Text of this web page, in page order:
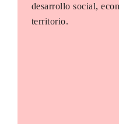
desarrollo social,
territorio.